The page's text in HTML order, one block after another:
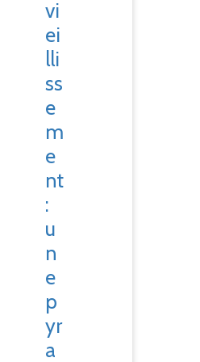
vi
ei
lli
ss
e
m
e
nt
:
u
n
e
p
yr
a